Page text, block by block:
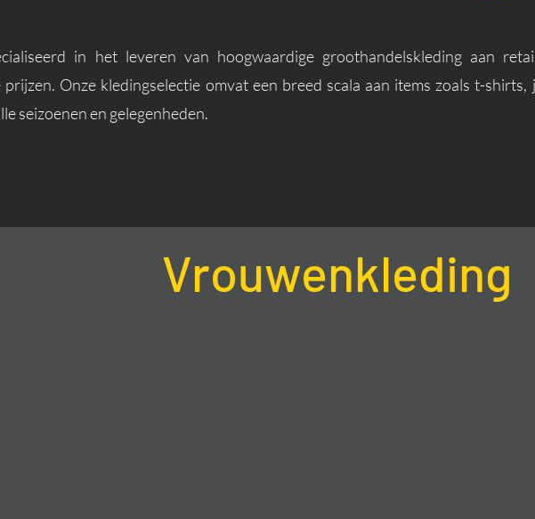
in het leveren van hoogwaardige groothandelskleding aan
Onze kledingselectie omvat een breed scala aan items zoals t-
seizoenen en gelegenheden.
Vrouwenkleding